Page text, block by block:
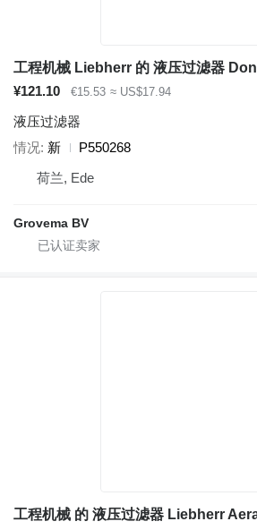
¥121.10 €15.53 ≈ US$17.94
液压过滤器
情况 新
P550268
荷兰, Ede
Grovema BV
工程机械 的 液压过滤器 Liebherr